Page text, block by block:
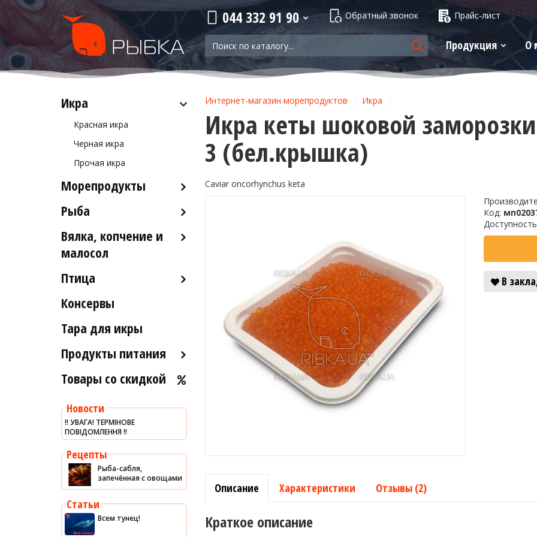
044 332 91 90 Обратный звонок Прайс-лист
Продукция О
Икра
Красная икра
Черная икра
Прочая икра
Морепродукты
Кальмары
Крабы
Лобстеры / Омары
Мидии
Мясо гребешка
Рапаны
Устрицы
Другое
Рыба
Рыба деликатесных сортов
Рыба столовых сортов
Вялка, копчение и
малосол
Икра вяленая
Рыба слабосоленая
Рыба холодного и
Птица
Индейка
Консервы
Тара для икры
Продукты питания
Оливковое масло
Уксус
Сыры
Соусы
Сладости
Рис
Оливки
Мясные изделия
Товары со скидкой
Новости
‼️ УВАГА! ТЕРМІНОВЕ
ПОВІДОМЛЕННЯ ‼️
Рецепты
Рыба-сабля,
запечённая с овощами
Статьи
Всем тунец!
Интернет-магазин морепродуктов Икра
Икра кеты шоковой заморозки
3 (бел.крышка)
Caviar oncorhynchus keta
Код:
В
Описание Характеристики Отзывы (2)
Краткое описание